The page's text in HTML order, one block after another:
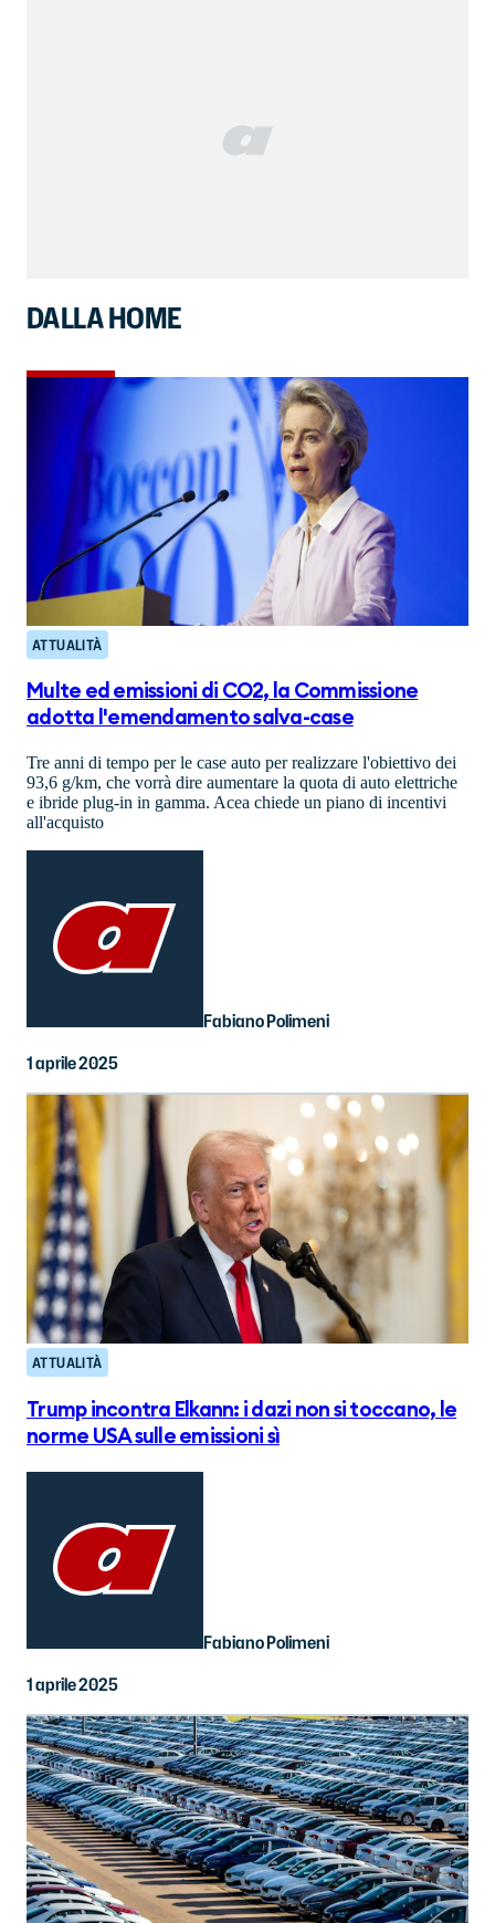
DALLA HOME
ATTUALITÀ
Multe ed emissioni di CO2, la Commissione
adotta l'emendamento salva-case
Tre anni di tempo per le case auto per realizzare l'obiettivo dei
93,6 g/km, che vorrà dire aumentare la quota di auto elettriche
e ibride plug-in in gamma. Acea chiede un piano di incentivi
all'acquisto
Fabiano Polimeni
1 aprile 2025
ATTUALITÀ
Trump incontra Elkann: i dazi non si toccano, le
norme USA sulle emissioni sì
Fabiano Polimeni
1 aprile 2025